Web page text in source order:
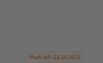
Podcast · 22.10.2023